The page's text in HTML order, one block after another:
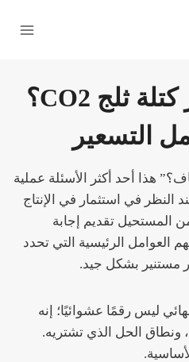
كم يكلف جهاز كتلة ثلج CO2؟
التسعير
هذا أحد أكثر الأسئلة عملية
النظر في استثمار في الإنتاج
المستحيل تقديم إجابة
العوامل الرئيسية التي تحدد
مستنير بشكل جيد.
ليس رقمًا عشوائيًا؛ إنه
ونطاق الحل الذي تشتريه.